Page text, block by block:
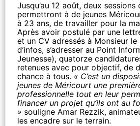
Jusqu’au 12 août, deux sessions
permettront à de jeunes
à 23 ans, de travailler pour la
Après avoir postulé par une
et un CV adressés à Monsieur
d’infos, s’adresser au Point
Jeunesse), quatorze
retenues avec pour objectif, de
chance à tous. « C’est un
jeunes de Méricourt une
professionnelle tout en leur
financer un projet qu’ils ont au
» souligne Amar Rezzik,
les encadre sur le terrain.